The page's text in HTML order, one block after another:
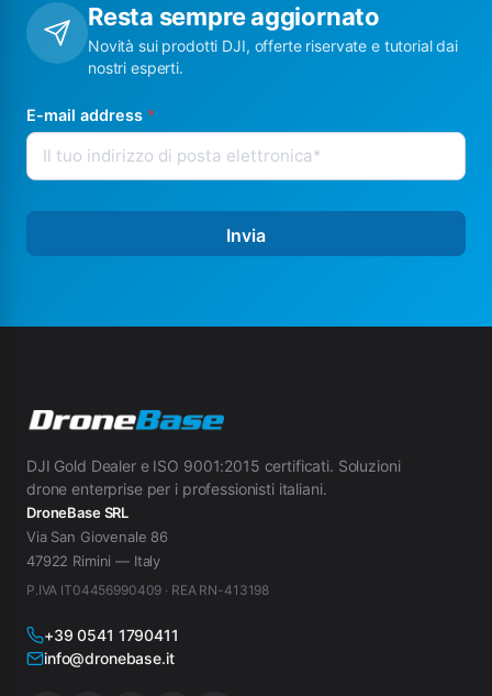
Resta sempre aggiornato
Novità sui prodotti DJI, offerte riservate e tutorial dai
nostri esperti.
E-mail address *
Invia
DJI Gold Dealer e ISO 9001:2015 certificati. Soluzioni
drone enterprise per i professionisti italiani.
DroneBase SRL
Via San Giovenale 86
47922 Rimini — Italy
P.IVA IT04456990409 · REA RN-413198
+39 0541 1790411
info@dronebase.it